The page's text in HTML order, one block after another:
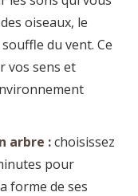
oiseaux, le
du vent. Ce
vos sens et
arbre :choisissez
pour
forme de ses